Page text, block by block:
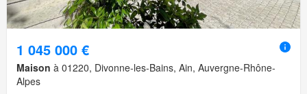
1 045 000 €
Maison à 01220, Divonne-les-Bains, Ain, Auvergne-Rhône-
Alpes